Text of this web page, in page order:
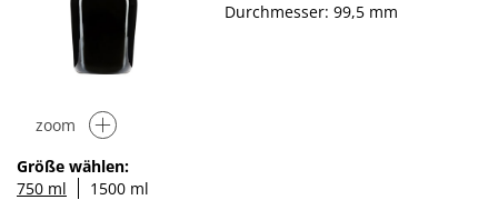
zoom
Durchmesser: 99,5 mm
Größe wählen:
750 ml
1500 ml